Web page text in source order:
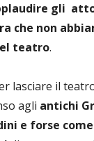
gli
che non
teatro.
lasciare il
agli antichi
e forse